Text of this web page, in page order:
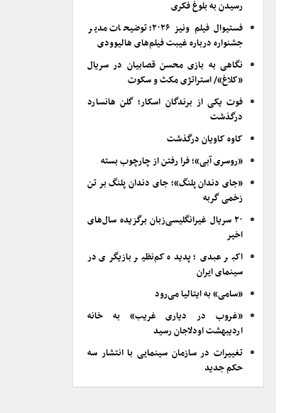
رسیدن به بلوغ فکری
فستیوال فیلم ونیز ۲۰۲۶؛ توضیحات مدیر
جشنواره درباره غیبت فیلم‌های هالیوودی
نگاهی به بازی محسن قصابیان در سریال
«کلاغ»/ استراتژی مکث و سکوت
فوت یکی از برندگان اسکار؛ گلن هانسارد
درگذشت
کاوه کاویان درگذشت
«روسری آبی»؛ فرا رفتن از چارچوب بسته
«جای دندان پلنگ»؛ جای دندان پلنگ بر تن
زخمی گربه
۲۰ سریال غیرانگلیسی‌زبان برگزیده سال‌های
اخیر
اکبر عبدی؛ پدیده کم‌نظیر بازیگری در
سینمای ایران
«سامی» به ایتالیا می‌رود
«غروب در دیاری غریب» به خانه
اردیبهشت اودلاجان رسید
تغییرات در سازمان سینمایی با انتشار سه
حکم جدید